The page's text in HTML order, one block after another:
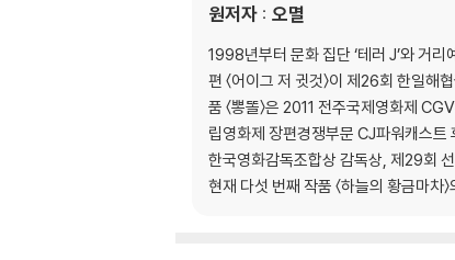
원저자 : 오멸
1998년부터 문화 집단 ‘테러 J’와 거리
편 〈어이그 저 귓것〉이 제26회 한일
품 〈뽕똘〉은 2011 전주국제영화제
립영화제 장편경쟁부문 CJ파워캐스트
한국영화감독조합상 감독상, 제29회
현재 다섯 번째 작품 〈하늘의 황금마차